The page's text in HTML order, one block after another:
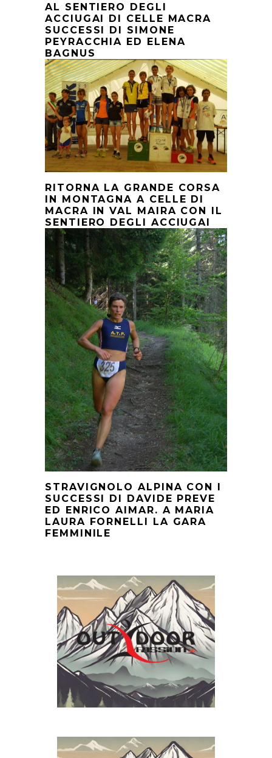
AL SENTIERO DEGLI
ACCIUGAI DI CELLE MACRA
SUCCESSI DI SIMONE
PEYRACCHIA ED ELENA
BAGNUS
RITORNA LA GRANDE CORSA
IN MONTAGNA A CELLE DI
MACRA IN VAL MAIRA CON IL
SENTIERO DEGLI ACCIUGAI
STRAVIGNOLO ALPINA CON I
SUCCESSI DI DAVIDE PREVE
ED ENRICO AIMAR. A MARIA
LAURA FORNELLI LA GARA
FEMMINILE